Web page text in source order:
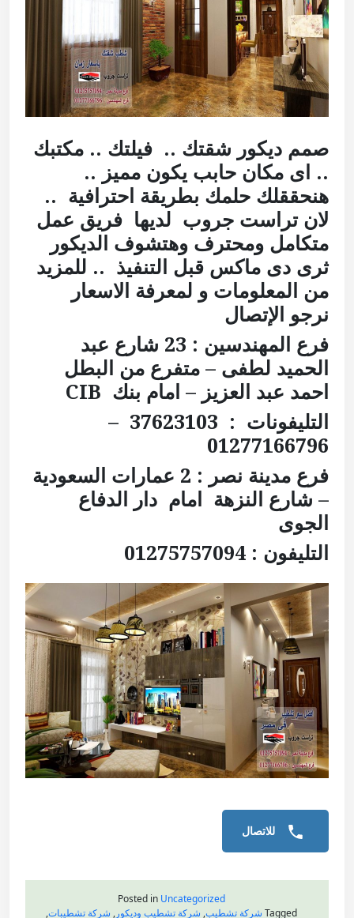
صمم ديكور شقتك .. فيلتك .. مكتبك
.. اى مكان حابب يكون مميز ..
هنحققلك حلمك بطريقة احترافية ..
لان تراست جروب لديها فريق عمل
متكامل ومحترف وهتشوف الديكور
ثرى دى ماكس قبل التنفيذ .. للمزيد
من المعلومات و لمعرفة الاسعار
نرجو الإتصال
فرع المهندسين : 23 شارع عبد
الحميد لطفى – متفرع من البطل
احمد عبد العزيز – امام بنك CIB
التليفونات : 37623103 –
01277166796
فرع مدينة نصر :
2 عمارات السعودية
– شارع النزهة امام دار الدفاع
الجوى
التليفون : 01275757094
للاتصال
Posted in Uncategorized
Tagged شركة تشطيب, شركة تشطيب وديكور, شركة تشطيبات,